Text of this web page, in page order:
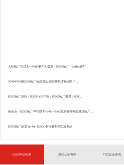
人权验厂在过去一年的事件大盘点：BSCI验厂、sedex验厂...
为何年年做BSCI验厂依然提心吊胆通不过审核呢？...
BSCI验厂原则｜BSCI行为守则｜BSCI验厂要求｜BSC...
致命点：BSCI验厂存在以下任何一个问题点都将不能通过验厂...
BSCI验厂必读”amfori BSCI 参与者专用实施条款
ESG评估体系 GRS认证咨询 FSC认证咨询